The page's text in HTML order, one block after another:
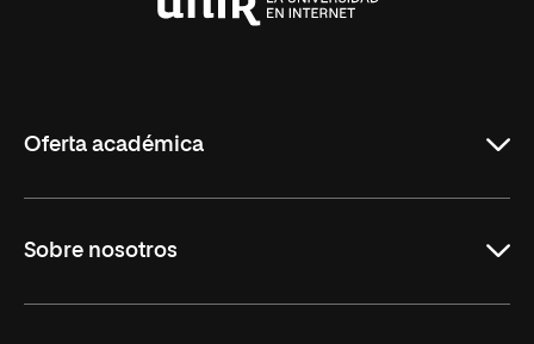
Oferta académica
Másteres Oficiales
Másteres Propios
Sobre nosotros